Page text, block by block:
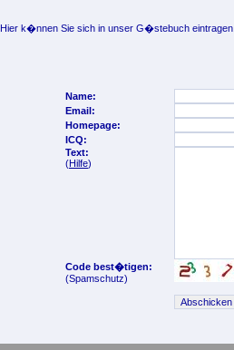
Hier k�nnen Sie sich in unser G�stebuch eintragen.
Name:
Email:
Homepage:
ICQ:
Text:
(Hilfe)
Code best�tigen:
(Spamschutz)